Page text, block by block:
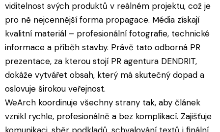
viditelnost svých produktů v reálném projektu, což je
pro ně nejcennější forma propagace. Média získají
kvalitní materiál – profesionální fotografie, technické
informace a příběh stavby. Právě tato odborná PR
prezentace, za kterou stojí PR agentura DENDRIT,
dokáže vytvářet obsah, který má skutečný dopad a
oslovuje širokou veřejnost.
WeArch koordinuje všechny strany tak, aby článek
vznikl rychle, profesionálně a bez komplikací. Zajišťuje